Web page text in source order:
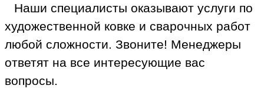
Наши специалисты оказывают услуги по
художественной ковке и сварочных работ
любой сложности. Звоните! Менеджеры
ответят на все интересующие вас
вопросы.